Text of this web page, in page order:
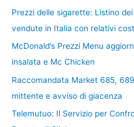
Prezzi delle sigarette: Listino
vendute in Italia con relativi
McDonald’s Prezzi Menu
insalata e Mc Chicken
Raccomandata Market 685,
mittente e avviso di giacenza
Telemutuo: Il Servizio per